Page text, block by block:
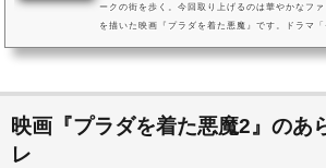
ークの街を歩く。今回取り上げるのは華やかなフ
を描いた映画『プラダを着た悪魔』です。ドラマ
映画『プラダを着た悪魔2』のあ
レ